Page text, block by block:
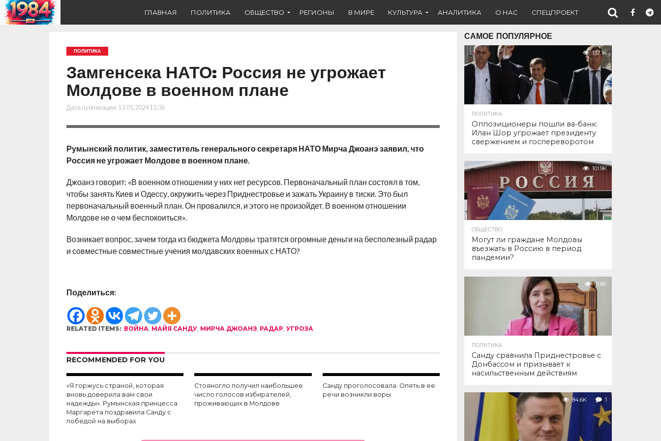
ГЛАВНАЯ ПОЛИТИКА ОБЩЕСТВО РЕГИОНЫ В МИРЕ КУЛЬТУРА АНАЛИТИКА О НАС СПЕЦПРОЕКТ
ПОЛИТИКА
Замгенсека НАТО: Россия не угрожает
Молдове в военном плане
Дата публикации: 13.01.2024 11:36
Румынский политик, заместитель генерального секретаря НАТО Мирча Джоанэ заявил, что
Россия не угрожает Молдове в военном плане.
Джоанэ говорит: «В военном отношении у них нет ресурсов. Первоначальный план состоял в том,
чтобы занять Киев и Одессу, окружить через Приднестровье и зажать Украину в тиски. Это был
первоначальный военный план. Он провалился, и этого не произойдет. В военном отношении
Молдове не о чем беспокоиться».
Возникает вопрос, зачем тогда из бюджета Молдовы тратятся огромные деньги на бесполезный радар
и совместные совместные учения молдавских военных с НАТО?
Поделиться:
RELATED ITEMS: ВОЙНА, МАЙЯ САНДУ, МИРЧА ДЖОАНЭ, РАДАР, УГРОЗА
RECOMMENDED FOR YOU
«Я горжусь страной, которая
вновь доверила вам свои
надежды». Румынская принцесса
Маргарета поздравила Санду с
победой на выборах
Стояногло получил наибольшее
число голосов избирателей,
проживающих в Молдове
Санду проголосовала. Опять в ее
речи возникли воры
САМОЕ ПОПУЛЯРНОЕ
137.1K
ПОЛИТИКА
Оппозиционеры пошли ва-банк:
Илан Шор угрожает президенту
свержением и госпереворотом
101.9K
ОБЩЕСТВО
Могут ли граждане Молдовы
въезжать в Россию в период
пандемии?
91.8K
ПОЛИТИКА
Санду сравнила Приднестровье с
Донбассом и призывает к
насильственным действиям
84.6K 1